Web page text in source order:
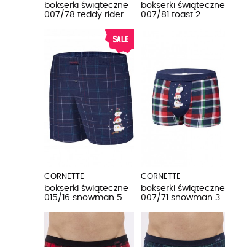
bokserki świąteczne
007/78 teddy rider
bokserki świąteczne
007/81 toast 2
CORNETTE
bokserki świąteczne
015/16 snowman 5
CORNETTE
bokserki świąteczne
007/71 snowman 3